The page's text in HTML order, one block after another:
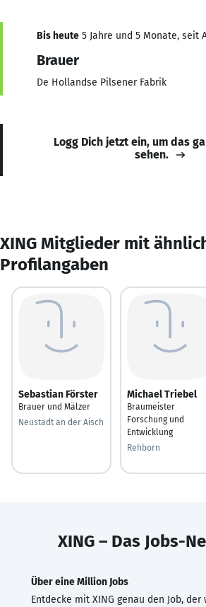
Bis heute 5 Jahre und 5 Monate, seit
Brauer
De Hollandse Pilsener Fabrik
Logg Dich jetzt ein, um das
sehen.
XING Mitglieder mit
Profilangaben
Sebastian Förster
Brauer und Mälzer
Neustadt an der Aisch
Michael Triebel
Braumeister
Forschung und
Entwicklung
Rehborn
XING – Das Jobs-
Über eine Million Jobs
Entdecke mit XING genau den Job,